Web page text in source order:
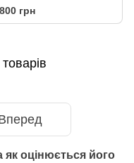
грн
як оцінюється його